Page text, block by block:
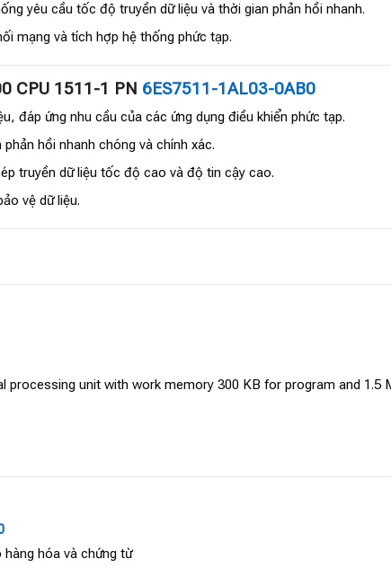
yêu cầu tốc độ truyền dữ liệu và thời gian phản hồi nhanh.
mạng và tích hợp hệ thống phức tạp.
CPU 1511-1 PN 6ES7511-1AL03-0AB0
đáp ứng nhu cầu của các ứng dụng điều khiển phức tạp.
hồi nhanh chóng và chính xác.
truyền dữ liệu tốc độ cao và độ tin cậy cao.
vệ dữ liệu.
processing unit with work memory 300 KB for program and
hóa và chứng từ